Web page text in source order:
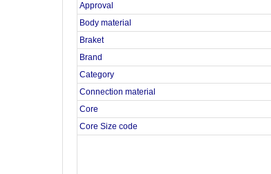
Approval
Body material
Braket
Brand
Category
Connection material
Core
Core Size code